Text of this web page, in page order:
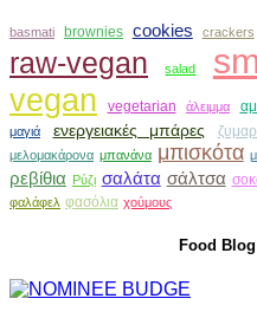
basmati brownies cookies crackers
raw-vegan salad
vegan vegetarian άλειμμα
μαγιά
ενεργειακές μπάρες
μελομακάρονα μπανάνα μπισκότα
ρεβίθια Ρύζι σαλάτα σάλτσα
φαλάφελ φασόλια χούμους
Food